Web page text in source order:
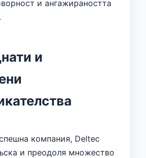
и ангажираността
и
компания, Deltec
и преодоля множество